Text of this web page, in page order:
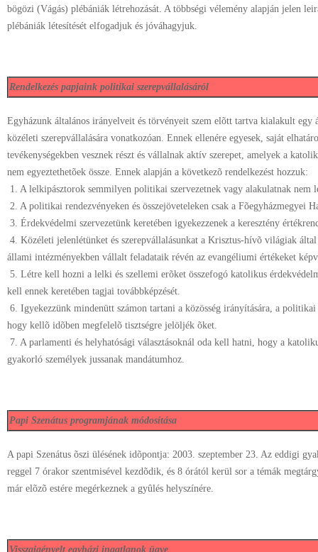
bögözi (Vágás) plébániák létrehozását. A többségi vélemény alapján jelen
plébániák létesítését elfogadjuk és jóváhagyjuk.
Rendelkezés papjaink politikai szerepvállalásáról
Egyházunk általános irányelveit és törvényeit szem elõtt tartva kialakult egy
közéleti szerepvállalására vonatkozóan. Ennek ellenére egyesek, saját
tevékenységekben vesznek részt és vállalnak aktív szerepet, amelyek a
nem egyeztethetõek össze. Ennek alapján a következõ rendelkezést hozzuk:
1. A lelkipásztorok semmilyen politikai szervezetnek vagy alakulatnak nem
2. A politikai rendezvényeken és összejöveteleken csak a Fõegyházmegyei
3. Érdekvédelmi szervezetünk keretében igyekezzenek a keresztény
4. Közéleti jelenlétünket és szerepvállalásunkat a Krisztus-hívõ világiak
állami intézményekben vállalt feladataik révén az evangéliumi értékeket
5. Létre kell hozni a lelki és szellemi erõket összefogó katolikus
kell ennek keretében tagjai továbbképzését.
6. Igyekezzünk mindenütt számon tartani a közösség irányítására, a
hogy kellõ idõben megfelelõ tisztségre jelöljék õket.
7. A parlamenti és helyhatósági választásoknál oda kell hatni, hogy a
gyakorló személyek jussanak mandátumhoz.
Papi Szenátus programjának módosítása
A papi Szenátus õszi ülésének idõpontja: 2003. szeptember 23. Az eddigi
reggel 7 órakor szentmisével kezdõdik, és 8 órától kerül sor a témák
már elõzõ estére megérkeznek a gyûlés helyszínére.
Visszaigényelt egyházi ingatlanok ügye